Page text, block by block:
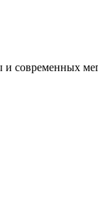
современных